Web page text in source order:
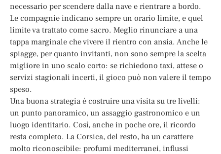
necessario per scendere dalla nave e rientrare a bordo.
Le compagnie indicano sempre un orario limite, e quel
limite va trattato come sacro. Meglio rinunciare a una
tappa marginale che vivere il rientro con ansia. Anche le
spiagge, per quanto invitanti, non sono sempre la scelta
migliore in uno scalo corto: se richiedono taxi, attese o
servizi stagionali incerti, il gioco può non valere il tempo
speso.
Una buona strategia è costruire una visita su tre livelli:
un punto panoramico, un assaggio gastronomico e un
luogo identitario. Così, anche in poche ore, il ricordo
resta completo. La Corsica, del resto, ha un carattere
molto riconoscibile: profumi mediterranei, influssi